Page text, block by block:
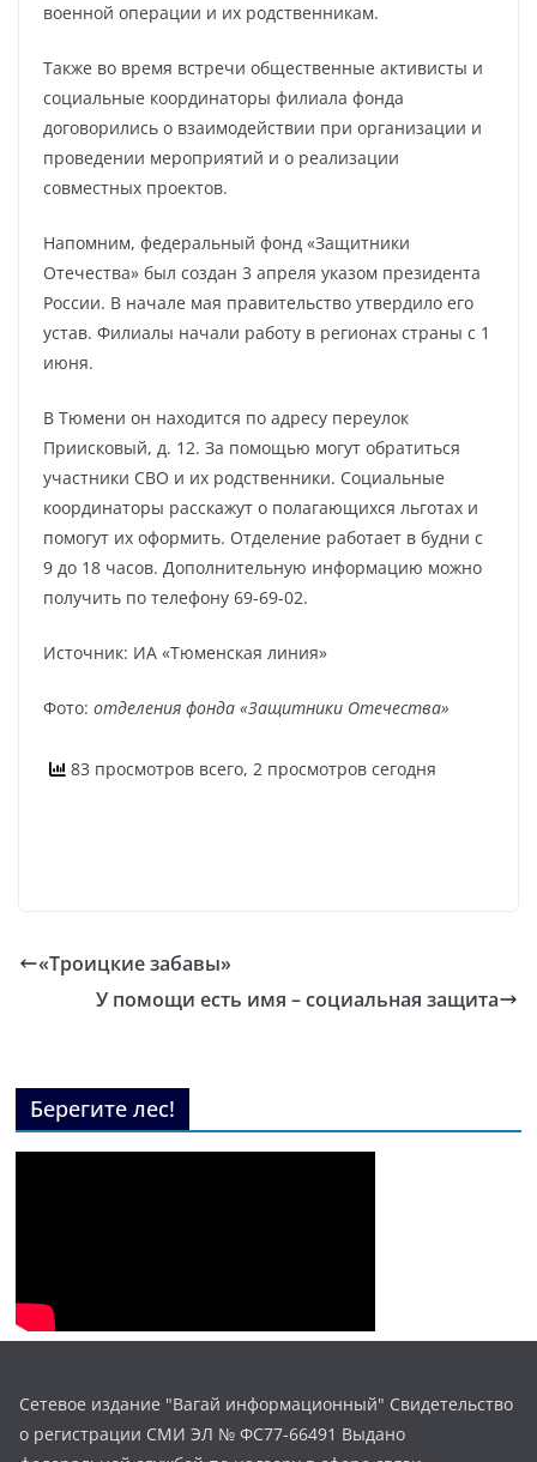
военной операции и их родственникам.
Также во время встречи общественные активисты и
социальные координаторы филиала фонда
договорились о взаимодействии при организации и
проведении мероприятий и о реализации
совместных проектов.
Напомним, федеральный фонд «Защитники
Отечества» был создан 3 апреля указом президента
России. В начале мая правительство утвердило его
устав. Филиалы начали работу в регионах страны с 1
июня.
В Тюмени он находится по адресу переулок
Приисковый, д. 12. За помощью могут обратиться
участники СВО и их родственники. Социальные
координаторы расскажут о полагающихся льготах и
помогут их оформить. Отделение работает в будни с
9 до 18 часов. Дополнительную информацию можно
получить по телефону 69-69-02.
Источник: ИА «Тюменская линия»
Фото: отделения фонда «Защитники Отечества»
83 просмотров всего, 2 просмотров сегодня
«Троицкие забавы»
У помощи есть имя – социальная защита
Берегите лес!
Сетевое издание "Вагай информационный" Свидетельство
о регистрации СМИ ЭЛ № ФС77-66491 Выдано